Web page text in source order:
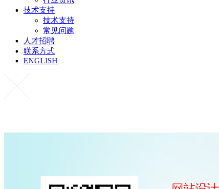
技术支持
技术支持
常见问题
人才招聘
联系方式
ENGLISH